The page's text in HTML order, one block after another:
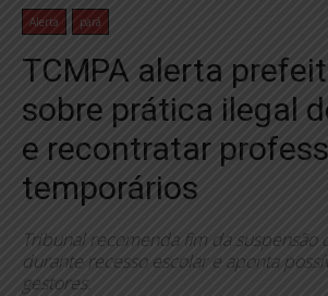
Alerta pará
TCMPA alerta
sobre prática ilegal
e recontratar
temporários
Tribunal recomenda fim da suspensão
durante recesso escolar e aponta
gestores.